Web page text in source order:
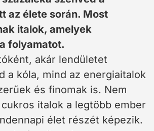
az élete során. Most
italok, amelyek
folyamatot.
akár lendületet
a kóla, mind az energiaitalok
és finomak is. Nem
italok a legtöbb ember
élet részét képezik.